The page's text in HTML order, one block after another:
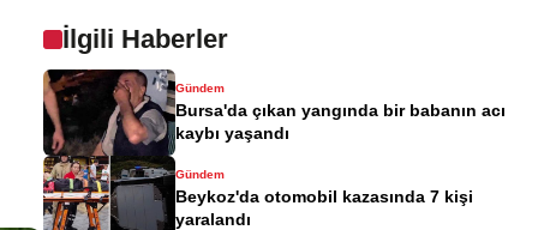
İlgili Haberler
Gündem
Bursa'da çıkan yangında bir babanın acı
kaybı yaşandı
Gündem
Beykoz'da otomobil kazasında 7 kişi
yaralandı